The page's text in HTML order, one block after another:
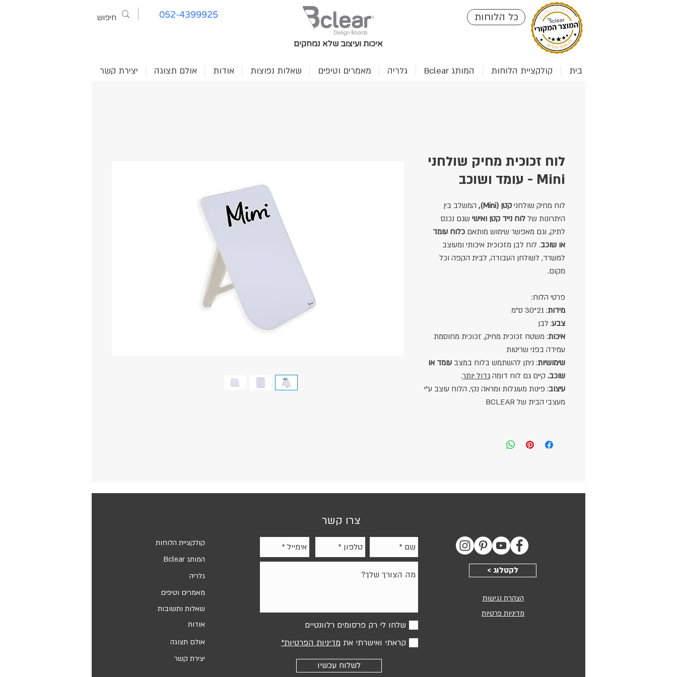
052-4399925
איכות ועיצוב שלא נמחקים
כל הלוחות
בית קולקציית הלוחות המותג Bclear גלריה מאמרים וטיפים שאלות נפוצות אודות אולם תצוגה יצירת קשר
לוח זכוכית מחיק שולחני
Mini - עומד ושוכב
לוח מחיק שולחני קטן (Mini),
המשלב בין
היתרונות של לוח נייד קטן ואישי שגם נכנס
לתיק, וגם מאפשר שימוש מותאם כלוח עומד
או שוכב. לוח לבן מזכוכית איכותי ומעוצב
למשרד, לשולחן העבודה, לבית הקפה וכל
מקום.
פרטי הלוח:
מידות: 21*30 ס"מ
צבע: לבן
איכות: משטח זכוכית מחיק, זכוכית מחוסמת
עמידה בפני שריטות
שימושיות: ניתן להשתמש בלוח במצב עומד או
שוכב. קיים גם לוח דומה גדול יותר.
עיצוב: פינות מעוגלות ומראה נקי, הלוח עוצב ע"י
מעצבי הבית של BCLEAR
ניידות וגמישות מיקומית
מחיקות מדהימה ללא השארת סימנים
מעוגלות, עשוי מזכוכית בטיחותית מחוסמת,
מקסימלית לחדירת חומרים בעובי 4 מ"מ.
קולקציית הלוחות
המותג Bclear
גלריה
מאמרים וטיפים
שאלות ותשובות
אודות
אולם תצוגה
יצירת קשר
צרו קשר
שלחו לי רק פרסומים רלוונטיים
קראתי ואישרתי את מדיניות הפרטיות*
לשלוח עכשיו
< לקטלוג
הצהרת נגישות
מדיניות פרטיות